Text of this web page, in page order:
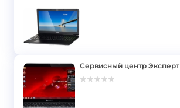
Сервисный центр Эксперт